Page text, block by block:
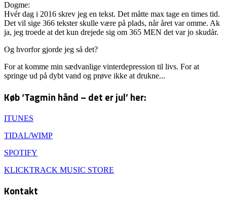
Dogme:
Hvér dag i 2016 skrev jeg en tekst. Det måtte max tage en times tid.
Det vil sige 366 tekster skulle være på plads, når året var omme. Ak
ja, jeg troede at det kun drejede sig om 365 MEN det var jo skudår.
Og hvorfor gjorde jeg så det?
For at komme min sædvanlige vinterdepression til livs. For at
springe ud på dybt vand og prøve ikke at drukne...
Køb ‘Tagmin hånd – det er jul’ her:
ITUNES
TIDAL/WIMP
SPOTIFY
KLICKTRACK MUSIC STORE
Kontakt